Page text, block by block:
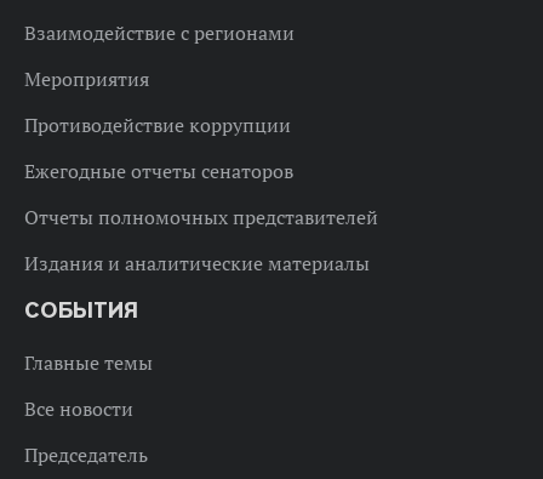
Взаимодействие с регионами
Мероприятия
Противодействие коррупции
Ежегодные отчеты сенаторов
Отчеты полномочных представителей
Издания и аналитические материалы
СОБЫТИЯ
Главные темы
Все новости
Председатель